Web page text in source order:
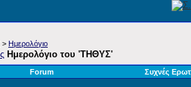
> Ημερολόγιο
Ημερολόγιο του 'ΤΗΘΥΣ'
Forum Συχνές